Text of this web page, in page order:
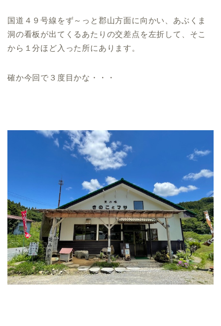
国道４９号線をず～っと郡山方面に向かい、あぶくま
洞の看板が出てくるあたりの交差点を左折して、そこ
から１分ほど入った所にあります。
確か今回で３度目かな・・・